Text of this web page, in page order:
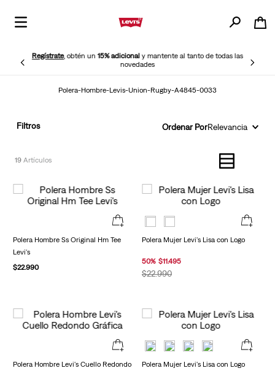
Regístrate, obtén un15% adicionaly mantente al tanto de todas las
novedades
Polera-Hombre-Levis-Union-Rugby-A4845-0033
Filtros Ordenar PorRelevancia
19
Polera Hombre Ss Original Hm Tee
Levi's
$22.990
Polera Mujer Levi's Lisa con Logo
50% $11.495
$22.990
Polera Hombre Levi's Cuello Redondo
Polera Mujer Levi's Lisa con Logo